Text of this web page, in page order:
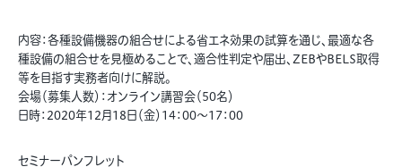
内容：各種設備機器の組合せによる省エネ効果の試算を通じ、最適な各
種設備の組合せを見極めることで、適合性判定や届出、ZEBやBELS取得
等を目指す実務者向けに解説。
会場（募集人数）：オンライン講習会（50名）
日時：2020年12月18日（金）14：00～17：00
セミナーパンフレット